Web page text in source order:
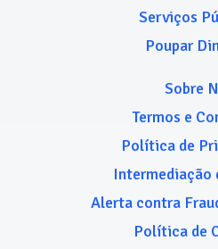
Serviços
Poupar
Sobre
Termos e
Política de
Intermediação
Alerta contra
Política de